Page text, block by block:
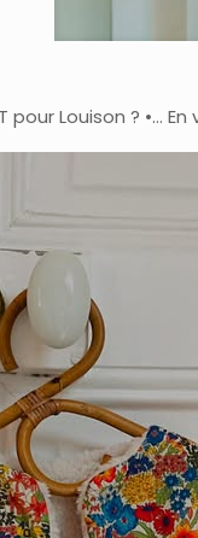
pour Louison ? •… En